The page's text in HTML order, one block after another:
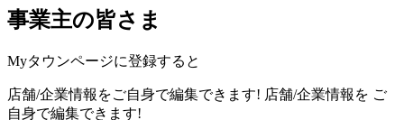
事業主の皆さま
Myタウンページに登録すると
店舗/企業情報をご自身で編集できます! 店舗/企業情報を ご
自身で編集できます!